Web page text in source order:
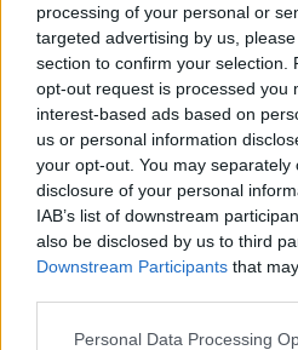
processing of your personal or
targeted advertising by us,
section to confirm your selection.
opt-out request is processed you
interest-based ads based on
us or personal information
your opt-out. You may
disclosure of your personal
IAB’s list of downstream
also be disclosed by us to third
Downstream Participants that
Personal Data Processing
KATEGORIE
BAZA WIEDZY
ROBERT